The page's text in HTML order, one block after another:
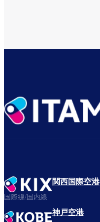
関西国際空港
国際線/国内線
神戸空港